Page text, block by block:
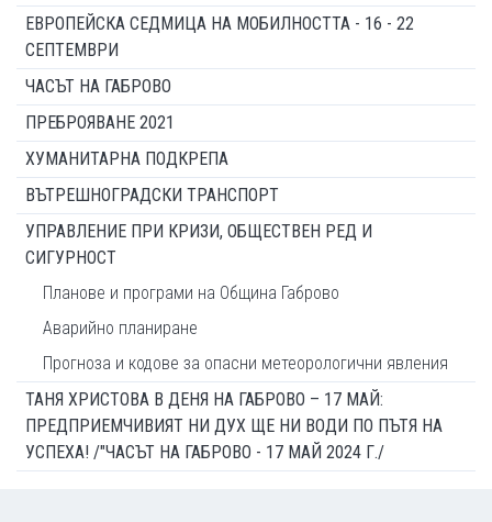
ЕВРОПЕЙСКА СЕДМИЦА НА МОБИЛНОСТТА - 16 - 22
СЕПТЕМВРИ
ЧАСЪТ НА ГАБРОВО
ПРЕБРОЯВАНЕ 2021
ХУМАНИТАРНА ПОДКРЕПА
ВЪТРЕШНОГРАДСКИ ТРАНСПОРТ
УПРАВЛЕНИЕ ПРИ КРИЗИ, ОБЩЕСТВЕН РЕД И
СИГУРНОСТ
Планове и програми на Община Габрово
Аварийно планиране
Прогноза и кодове за опасни метеорологични явления
ТАНЯ ХРИСТОВА В ДЕНЯ НА ГАБРОВО – 17 МАЙ:
ПРЕДПРИЕМЧИВИЯТ НИ ДУХ ЩЕ НИ ВОДИ ПО ПЪТЯ НА
УСПЕХА! /"ЧАСЪТ НА ГАБРОВО - 17 МАЙ 2024 Г./